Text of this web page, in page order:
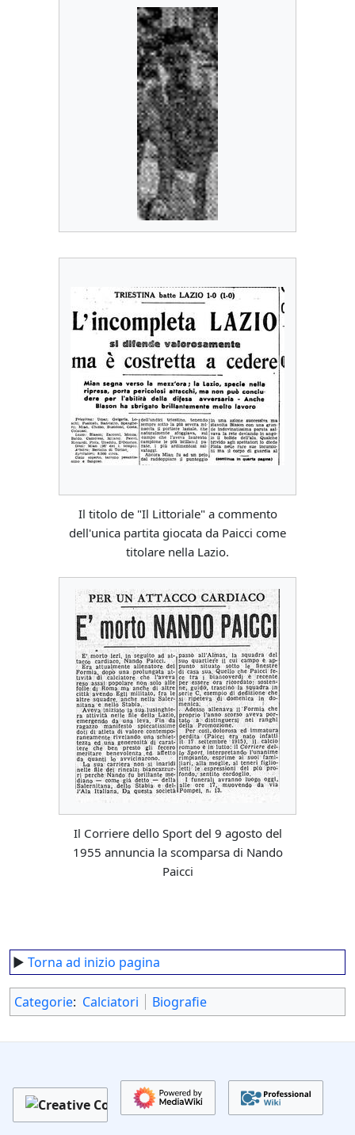
Il titolo de "Il Littoriale" a commento
dell'unica partita giocata da Paicci come
titolare nella Lazio.
Il Corriere dello Sport del 9 agosto del
1955 annuncia la scomparsa di Nando
Paicci
► Torna ad inizio pagina
Categorie: Calciatori Biografie